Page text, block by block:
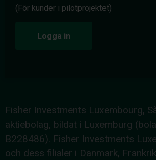
(För kunder i pilotprojektet)
Logga in
Fisher Investments Luxembourg,
aktiebolag, bildat i Luxemburg
B228486). Fisher Investments
och dess filialer i Danmark,